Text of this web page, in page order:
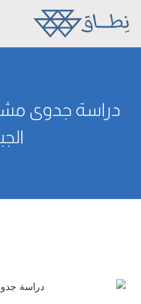
دراسة جدوى